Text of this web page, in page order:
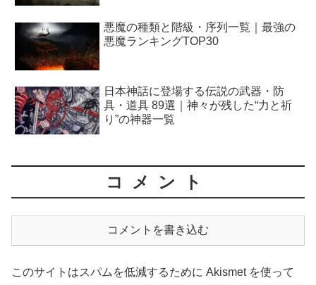
悪魔の種類と階級・序列一覧｜最強の
悪魔ランキングTOP30
日本神話に登場する伝説の武器・防
具・道具 89選｜神々が残した“力と祈
り”の神器一覧
コメント
コメントを書き込む
このサイトはスパムを低減するために Akismet を使って